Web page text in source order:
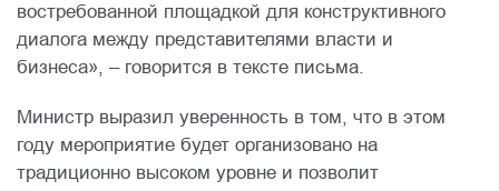
востребованной площадкой для конструктивного
диалога между представителями власти и
бизнеса», – говорится в тексте письма.
Министр выразил уверенность в том, что в этом
году мероприятие будет организовано на
традиционно высоком уровне и позволит